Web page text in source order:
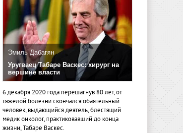
Эмиль Дабагян
Уругваец Табаре Васкес: хирург на
вершине власти
6 декабря 2020 года перешагнув 80 лет, от
тяжелой болезни скончался обаятельный
человек, выдающийся деятель, блестящий
медик онколог, практиковавший до конца
жизни, Табаре Васкес.